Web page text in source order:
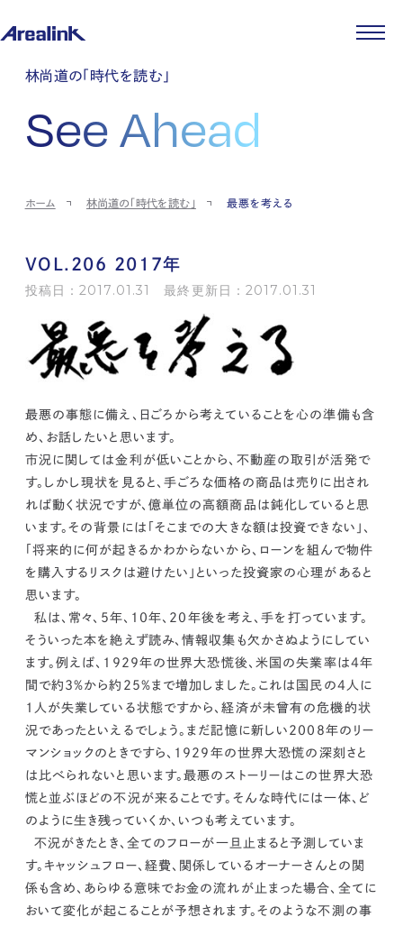
企業情報
企業理念
会社概要
コーポレートガバナンス
ストレージ事業
パートナー制度
土地権利整備事業
IR情報
IRカレンダー
IRポリシー
ストレージ室数実績
個人投資家の皆様へ
よくある質問・用語集
IRメール登録
ニュース
商品情報
先輩社員インタビュー
中途採用
お問い合わせ
kur
土地活用
エリアリンクグループ ジャパントランクル
カスタマーハラスメントポリ
シー
情報セキュリティ・DX方針及び戦略サイトマップ
©2025 AREALINK.
林尚道の「時代を読む」
See Ahead
ホーム 林尚道の「時代を読む」 最悪を考える
VOL.206 2017年
投稿日：2017.01.31 最終更新日：2017.01.31
最悪の事態に備え、日ごろから考えていることを心の準備も含
め、お話したいと思います。
市況に関しては金利が低いことから、不動産の取引が活発で
す。しかし現状を見ると、手ごろな価格の商品は売りに出され
れば動く状況ですが、億単位の高額商品は鈍化していると思
います。その背景には「そこまでの大きな額は投資できない」、
「将来的に何が起きるかわからないから、ローンを組んで物件
を購入するリスクは避けたい」といった投資家の心理があると
思います。
私は、常々、5年、10年、20年後を考え、手を打っています。
そういった本を絶えず読み、情報収集も欠かさぬようにしてい
ます。例えば、1929年の世界大恐慌後、米国の失業率は4年
間で約3％から約25％まで増加しました。これは国民の4人に
1人が失業している状態ですから、経済が未曾有の危機的状
況であったといえるでしょう。まだ記憶に新しい2008年のリー
マンショックのときですら、1929年の世界大恐慌の深刻さと
は比べられないと思います。最悪のストーリーはこの世界大恐
慌と並ぶほどの不況が来ることです。 そんな時代には一体、ど
のように生き残っていくか、いつも考えています。
不況がきたとき、全てのフローが一旦止まると予測していま
す。 キャッシュフロー、経費、関係しているオーナーさんとの関
係も含め、あらゆる意味でお金の流れが止まった場合、全てに
おいて変化が起こることが予想されます。そのような不測の事